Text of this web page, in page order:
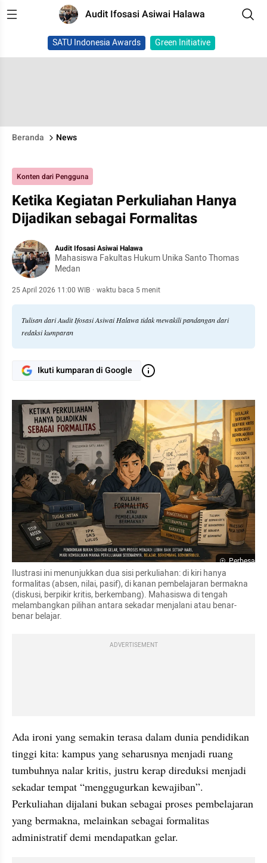
Audit Ifosasi Asiwai Halawa
SATU Indonesia Awards Green Initiative
Beranda News
Konten dari Pengguna
Ketika Kegiatan Perkuliahan Hanya
Dijadikan sebagai Formalitas
Audit Ifosasi Asiwai Halawa
Mahasiswa Fakultas Hukum Unika Santo Thomas
Medan
25 April 2026 11:00 WIB · waktu baca 5 menit
Tulisan dari Audit Ifosasi Asiwai Halawa tidak mewakili pandangan dari
redaksi kumparan
Ikuti kumparan di Google
Perbesar
Ilustrasi ini menunjukkan dua sisi perkuliahan: di kiri hanya
formalitas (absen, nilai, pasif), di kanan pembelajaran bermakna
(diskusi, berpikir kritis, berkembang). Mahasiswa di tengah
melambangkan pilihan antara sekadar menjalani atau benar-
benar belajar.
ADVERTISEMENT
Ada ironi yang semakin terasa dalam dunia pendidikan
tinggi kita: kampus yang seharusnya menjadi ruang
tumbuhnya nalar kritis, justru kerap direduksi menjadi
sekadar tempat “menggugurkan kewajiban”.
Perkuliahan dijalani bukan sebagai proses pembelajaran
yang bermakna, melainkan sebagai formalitas
administratif demi mendapatkan gelar.